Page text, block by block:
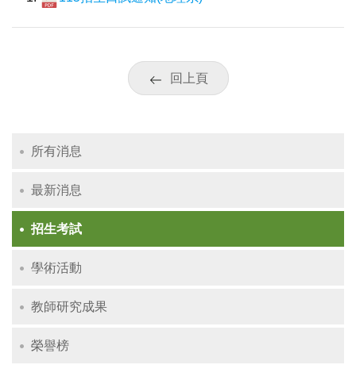
回上頁
所有消息
最新消息
招生考試
學術活動
教師研究成果
榮譽榜